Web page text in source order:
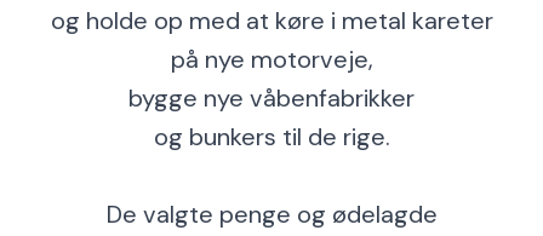
og holde op med at køre i metal kareter
på nye motorveje,
bygge nye våbenfabrikker
og bunkers til de rige.
De valgte penge og ødelagde